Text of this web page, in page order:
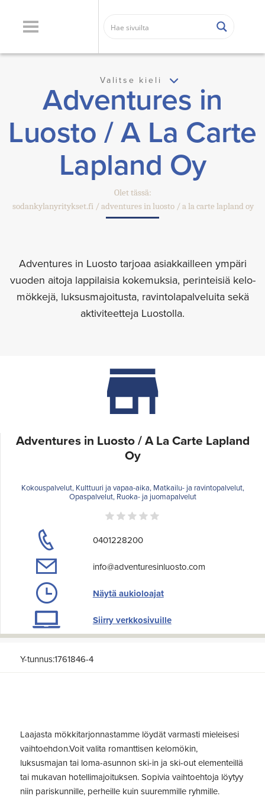
Valitse kieli
Adventures in
Luosto / A La Carte
Lapland Oy
Olet tässä:
sodankylanyritykset.fi
adventures in luosto / a la carte lapland oy
Adventures in Luosto tarjoaa asiakkailleen ympäri
vuoden aitoja lappilaisia kokemuksia, perinteisiä kelo-
mökkejä, luksusmajoitusta, ravintolapalveluita sekä
aktiviteetteja Luostolla.
Adventures in Luosto / A La Carte Lapland
Oy
Kokouspalvelut, Kulttuuri ja vapaa-aika, Matkailu- ja ravintopalvelut,
Opaspalvelut, Ruoka- ja juomapalvelut
0401228200
info@adventuresinluosto.com
Näytä aukioloajat
Siirry verkkosivuille
Y-tunnus:1761846-4
Laajasta mökkitarjonnastamme löydät varmasti mieleisesi
vaihtoehdon.Voit valita romanttisen kelomökin,
luksusmajan tai loma-asunnon ski-in ja ski-out elementeillä
tai mukavan hotellimajoituksen. Sopivia vaihtoehtoja löytyy
niin pariskunnille, perheille kuin suuremmille ryhmille.